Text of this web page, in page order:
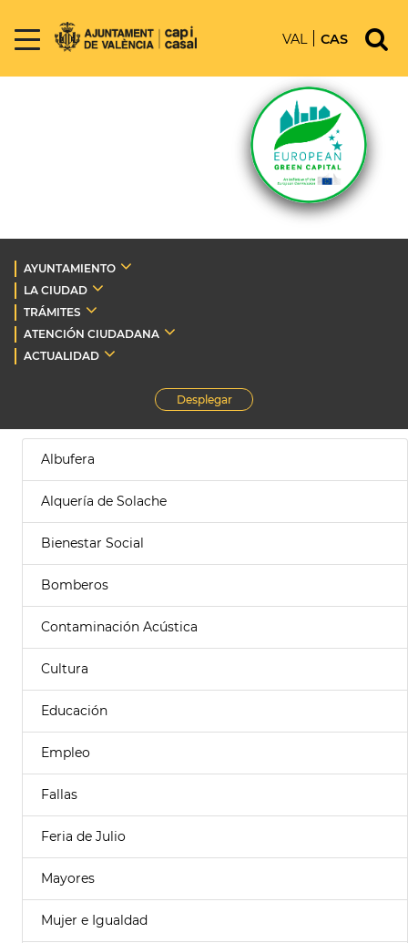
VAL CAS
AYUNTAMIENTO
LA CIUDAD
TRÁMITES
ATENCIÓN CIUDADANA
ACTUALIDAD
Desplegar
Albufera
Alquería de Solache
Bienestar Social
Bomberos
Contaminación Acústica
Cultura
Educación
Empleo
Fallas
Feria de Julio
Mayores
Mujer e Igualdad